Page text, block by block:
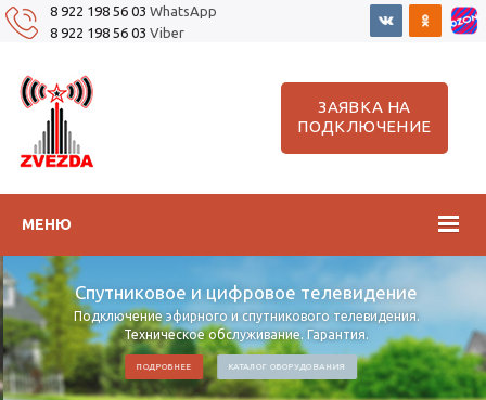
8 922 198 56 03 WhatsApp
8 922 198 56 03 Viber
ЗАЯВКА НА
ПОДКЛЮЧЕНИЕ
МЕНЮ
Спутниковое и цифровое телевидение
Подключение эфирного и спутникового телевидения.
Техническое обслуживание. Гарантия.
ПОДРОБНЕЕ КАТАЛОГ ОБОРУДОВАНИЯ